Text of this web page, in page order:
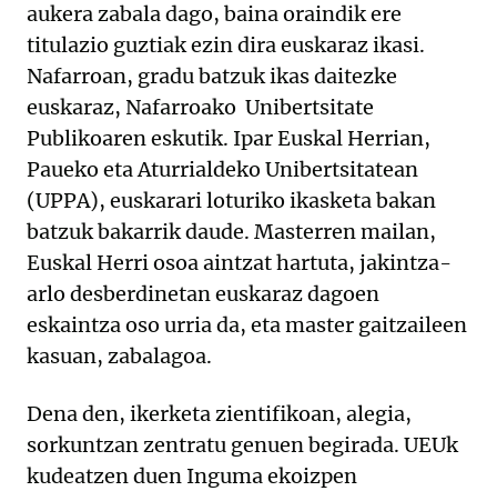
aukera zabala dago, baina oraindik ere
titulazio guztiak ezin dira euskaraz ikasi.
Nafarroan, gradu batzuk ikas daitezke
euskaraz, Nafarroako Unibertsitate
Publikoaren eskutik. Ipar Euskal Herrian,
Paueko eta Aturrialdeko Unibertsitatean
(UPPA), euskarari loturiko ikasketa bakan
batzuk bakarrik daude. Masterren mailan,
Euskal Herri osoa aintzat hartuta, jakintza-
arlo desberdinetan euskaraz dagoen
eskaintza oso urria da, eta master gaitzaileen
kasuan, zabalagoa.
Dena den, ikerketa zientifikoan, alegia,
sorkuntzan zentratu genuen begirada. UEUk
kudeatzen duen Inguma ekoizpen